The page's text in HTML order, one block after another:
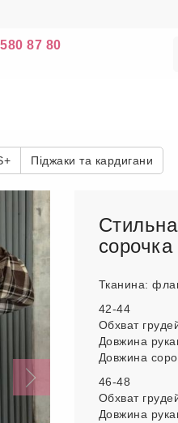
87 80
Піджаки та кардигани
Тканина:
42-44
Обхват
Довжина
Довжина
46-48
Обхват
Довжина